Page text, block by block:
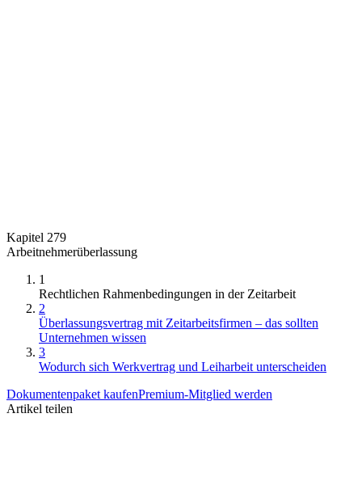
Kapitel 279
Arbeitnehmerüberlassung
1
Rechtlichen Rahmenbedingungen in der Zeitarbeit
2
Überlassungsvertrag mit Zeitarbeitsfirmen – das sollten
Unternehmen wissen
3
Wodurch sich Werkvertrag und Leiharbeit unterscheiden
Dokumentenpaket kaufenPremium-Mitglied werden
Artikel teilen